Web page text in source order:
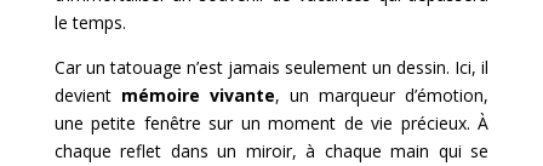
le temps.
Car un tatouage n’est jamais seulement un dessin. Ici, il
devient mémoire vivante, un marqueur d’émotion,
une petite fenêtre sur un moment de vie précieux. À
chaque reflet dans un miroir, à chaque main qui se